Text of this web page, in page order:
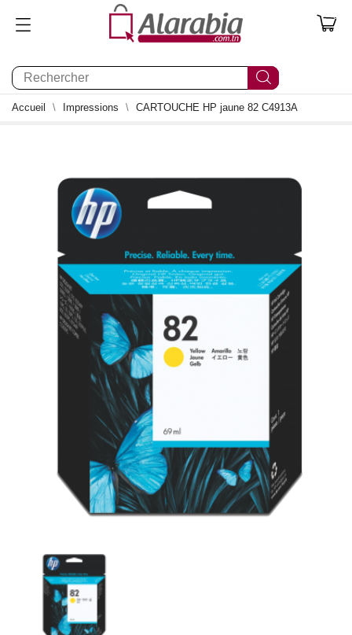
0
Accueil Impressions CARTOUCHE HP jaune 82 C4913A